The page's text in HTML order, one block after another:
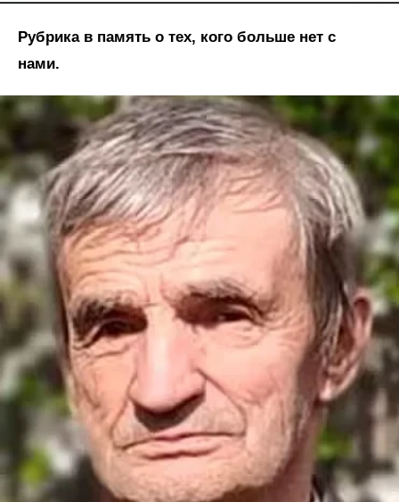
Рубрика в память о тех, кого больше нет с
нами.